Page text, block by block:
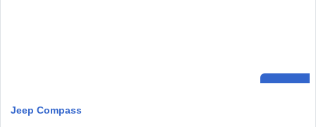
Jeep Compass